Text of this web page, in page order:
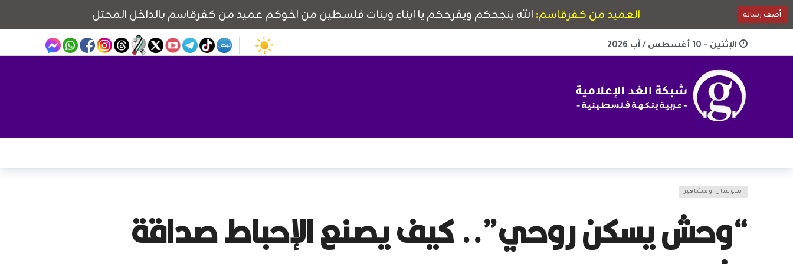
الإثنين - 10 أغسطس / آب 2026
سوشال ومشاهير
“وحش يسكن روحي”.. كيف يصنع الإحباط صداقة